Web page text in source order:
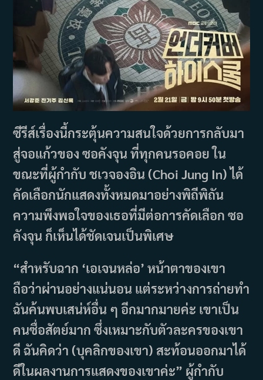
ซีรีส์เรื่องนี้กระตุ้นความสนใจด้วยการกลับมา
สู่จอแก้วของ ซอคังจุน ที่ทุกคนรอคอย ใน
ขณะที่ผู้กำกับ ชเวจองอิน (Choi Jung In) ได้
คัดเลือกนักแสดงทั้งหมดมาอย่างพิถีพิถัน
ความพึงพอใจของเธอที่มีต่อการคัดเลือก ซอ
คังจุน ก็เห็นได้ชัดเจนเป็นพิเศษ
“สำหรับฉาก ‘เอเจนหล่อ’ หน้าตาของเขา
ถือว่าผ่านอย่างแน่นอน แต่ระหว่างการถ่ายทำ
ฉันค้นพบเสน่ห์อื่น ๆ อีกมากมายค่ะ เขาเป็น
คนซื่อสัตย์มาก ซึ่งเหมาะกับตัวละครของเขา
ดี ฉันคิดว่า (บุคลิกของเขา) สะท้อนออกมาได้
ดีในผลงานการแสดงของเขาค่ะ” ผู้กำกับ